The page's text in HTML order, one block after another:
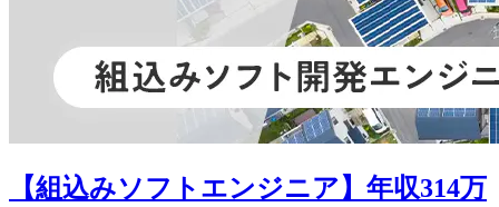
【組込みソフトエンジニア】年収314万